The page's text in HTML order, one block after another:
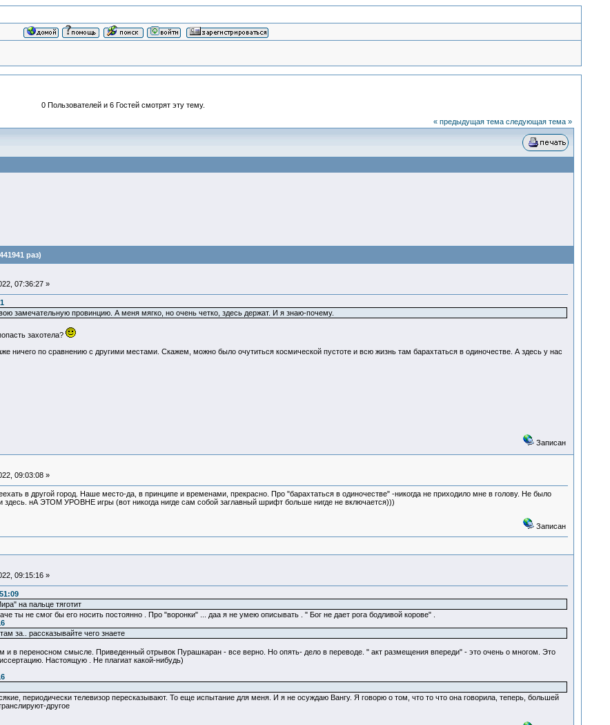
0 Пользователей и 6 Гостей смотрят эту тему.
« предыдущая тема следующая тема »
раз)
07:36:27 »
замечательную провинцию. А меня мягко, но очень четко, здесь держат. И я знаю-почему.
захотела?
ничего по сравнению с другими местами. Скажем, можно было очутиться космической пустоте и всю жизнь там барахтаться в одиночестве. А здесь у нас
Записан
09:03:08 »
в другой город. Наше место-да, в принципе и временами, прекрасно. Про "барахтаться в одиночестве" -никогда не приходило мне в голову. Не было
здесь. нА ЭТОМ УРОВНЕ игры (вот никогда нигде сам собой заглавный шрифт больше нигде не включается)))
Записан
09:15:16 »
на пальце тяготит
ты не смог бы его носить постоянно . Про "воронки" ... даа я не умею описывать . " Бог не дает рога бодливой корове" .
за.. рассказывайте чего знаете
и в переносном смысле. Приведенный отрывок Пурашкаран - все верно. Но опять- дело в переводе. " акт размещения впереди" - это очень о многом. Это
Настоящую . Не плагиат какой-нибудь)
периодически телевизор пересказывают. То еще испытание для меня. И я не осуждаю Вангу. Я говорю о том, что то что она говорила, теперь, большей
другое